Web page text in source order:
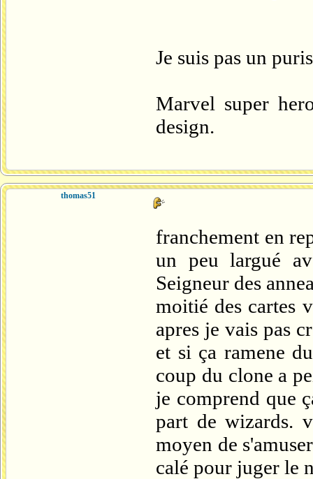
Je suis pas un
Marvel super
design.
thomas51
franchement en
un peu largué
Seigneur des
moitié des cartes
apres je vais pas
et si ça ramene
coup du clone a
je comprend que
part de wizards.
moyen de
calé pour juger le